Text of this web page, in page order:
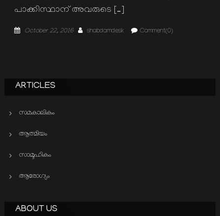
പാക്കിസ്ഥാന് അവരുടെ […]
Posted
October 22, 2016 Author
shabdamdesk Comment(0)
ARTICLES
സമകാലികം
ആത്മിയം
സാമൂഹികം
ആരോഗ്യം
ABOUT US